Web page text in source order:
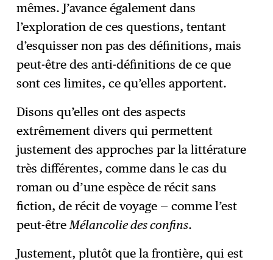
mêmes. J’avance également dans
l’exploration de ces questions, tentant
d’esquisser non pas des définitions, mais
peut-être des anti-définitions de ce que
sont ces limites, ce qu’elles apportent.
Disons qu’elles ont des aspects
extrêmement divers qui permettent
justement des approches par la littérature
très différentes, comme dans le cas du
roman ou d’une espèce de récit sans
fiction, de récit de voyage — comme l’est
peut-êtreMélancolie des confins.
Justement, plutôt que la frontière, qui est